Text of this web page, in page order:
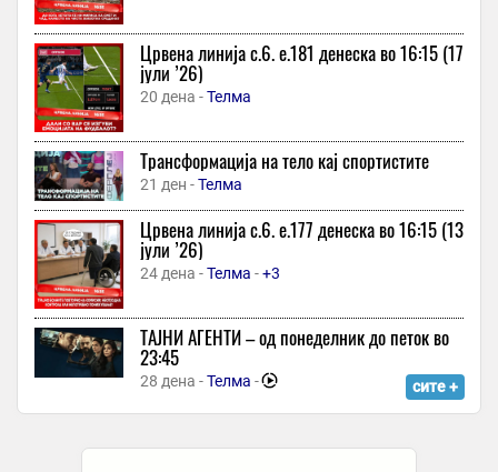
Одреден е составот на Шкендија: Положани се одлучи за нов
голман
1 час -Екипа
(ИНТЕРВЈУ) Павлина Горгиева: Во дизајнот и во музиката се
потребни креативност, трпение, дисциплина и внимание кон
деталите
1 час -Радио МОФ -
Погребан руски генерал– загина во експлозија во Москва?
1 час -Вечер
Киев во безизлезна ситуација: Молбите упатени кон Западот
остануваат без одговор
1 час -Вечер Прес
Косово обвини 20 лица за воени злосторства во Ѓаковица,
меѓу нив и Милан Радоичиќ
Либертас
душата
Црвена линија с.6. e.181 денеска во 16:15 (17
јули ’26)
20 дена -Телма
Трансформација на тело кај спортистите
21 ден -Телма
Црвена линија с.6. e.177 денеска во 16:15 (13
јули ’26)
24 дена -Телма -+3
ТАJНИ АГЕНТИ – од понеделник до петок во
23:45
28 дена -Телма - сите +